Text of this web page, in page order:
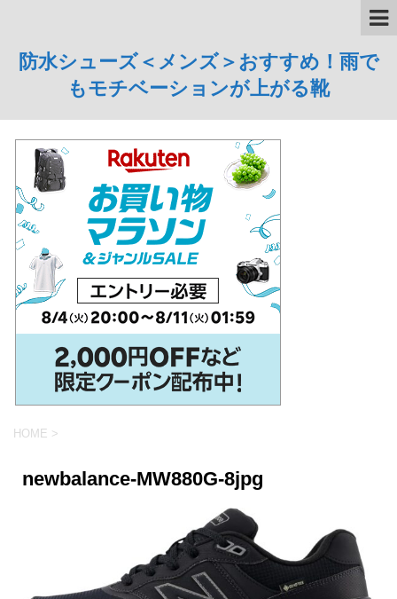
防水シューズ＜メンズ＞おすすめ！雨で
もモチベーションが上がる靴
HOME >
newbalance-MW880G-8jpg